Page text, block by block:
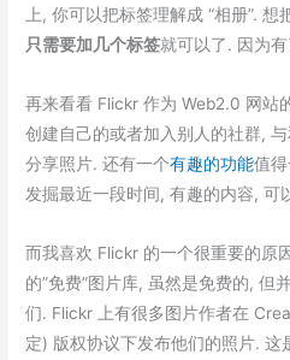
上, 你可以把标签理解成 “相册”.
只需要加几个标签就可以了. 因为
再来看看 Flickr 作为 Web2.0 网站
创建自己的或者加入别人的社群,
分享照片. 还有一个有趣的功能值
发掘最近一段时间, 有趣的内容, 可
而我喜欢 Flickr 的一个很重要的原
的”免费”图片库, 虽然是免费的, 但
们. Flickr 上有很多图片作者在
定) 版权协议下发布他们的照片. 这